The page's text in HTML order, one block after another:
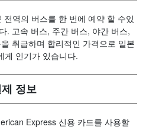
역의 버스를 한 번에 예약 할 수있
. 고속 버스, 주간 버스, 야간 버스,
취급하며 합리적인 가격으로 일본
게 인기가 있습니다.
정보
Express 신용 카드를 사용할